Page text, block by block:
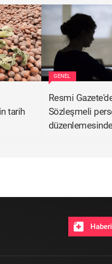
tarih
GENEL
Resmi
Sözleşmeli